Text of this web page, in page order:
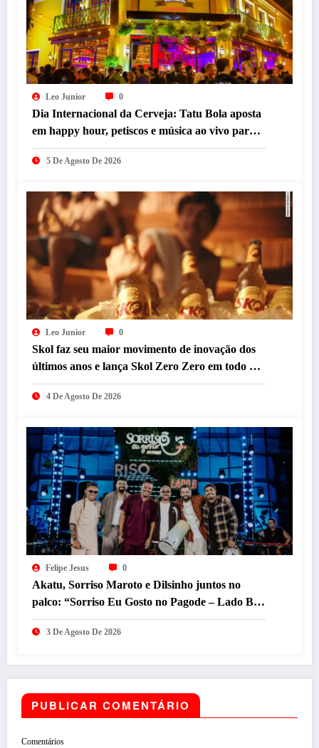
Leo Junior 0
Dia Internacional da Cerveja: Tatu Bola aposta
em happy hour, petiscos e música ao vivo para
celebrar a data em BH
5 De Agosto De 2026
Leo Junior 0
Skol faz seu maior movimento de inovação dos
últimos anos e lança Skol Zero Zero em todo o
país com resgate de campanha icônica
4 De Agosto De 2026
Felipe Jesus 0
Akatu, Sorriso Maroto e Dilsinho juntos no
palco: “Sorriso Eu Gosto no Pagode – Lado B”
acaba de ser lançado
3 De Agosto De 2026
PUBLICAR COMENTÁRIO
Comentários